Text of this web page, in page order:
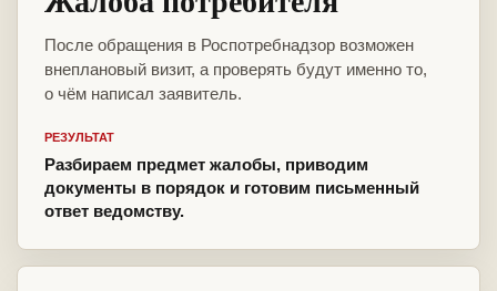
После обращения в Роспотребнадзор возможен
внеплановый визит, а проверять будут именно то,
о чём написал заявитель.
РЕЗУЛЬТАТ
Разбираем предмет жалобы, приводим
документы в порядок и готовим письменный
ответ ведомству.